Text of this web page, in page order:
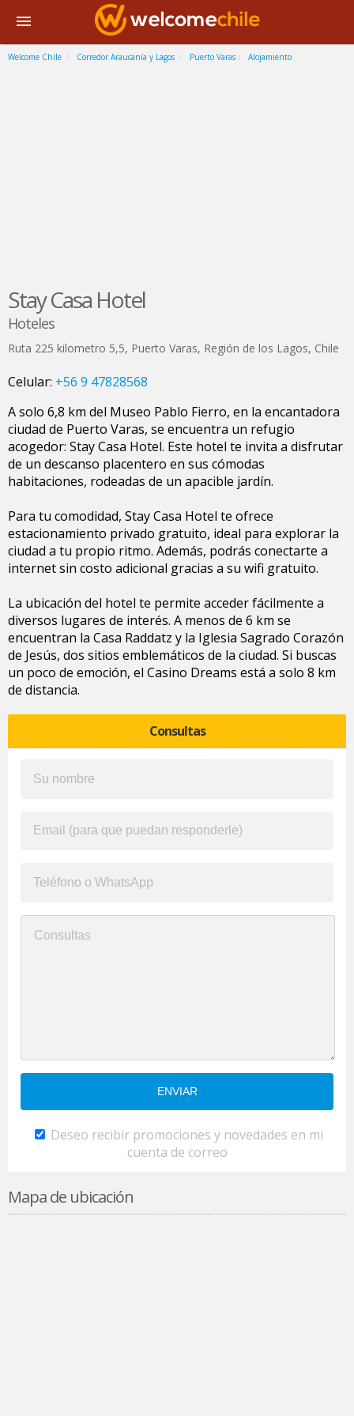
Welcome Chile Corredor Araucanía y Lagos Puerto Varas Alojamiento
Stay Casa Hotel
Hoteles
Ruta 225 kilometro 5,5, Puerto Varas, Región de los Lagos, Chile
Celular: +56 9 47828568
A solo 6,8 km del Museo Pablo Fierro, en la encantadora
ciudad de Puerto Varas, se encuentra un refugio
acogedor: Stay Casa Hotel. Este hotel te invita a disfrutar
de un descanso placentero en sus cómodas
habitaciones, rodeadas de un apacible jardín.
Para tu comodidad, Stay Casa Hotel te ofrece
estacionamiento privado gratuito, ideal para explorar la
ciudad a tu propio ritmo. Además, podrás conectarte a
internet sin costo adicional gracias a su wifi gratuito.
La ubicación del hotel te permite acceder fácilmente a
diversos lugares de interés. A menos de 6 km se
encuentran la Casa Raddatz y la Iglesia Sagrado Corazón
de Jesús, dos sitios emblemáticos de la ciudad. Si buscas
un poco de emoción, el Casino Dreams está a solo 8 km
de distancia.
Consultas
Deseo recibir promociones y novedades en mi
cuenta de correo
Mapa de ubicación